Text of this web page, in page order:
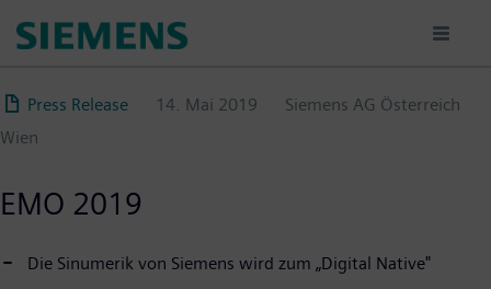
zum
Press Release
14. Mai 2019
Siemens AG Österreich
Wien
EMO 2019
Die Sinumerik von Siemens wird zum „Digital Native"